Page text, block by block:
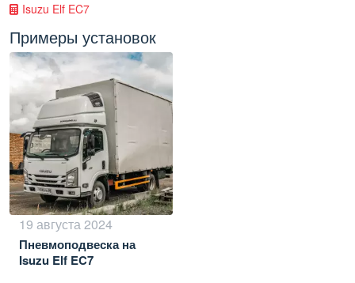
Isuzu Elf EC7
Примеры установок
19 августа 2024
Пневмоподвеска на
Isuzu Elf EC7